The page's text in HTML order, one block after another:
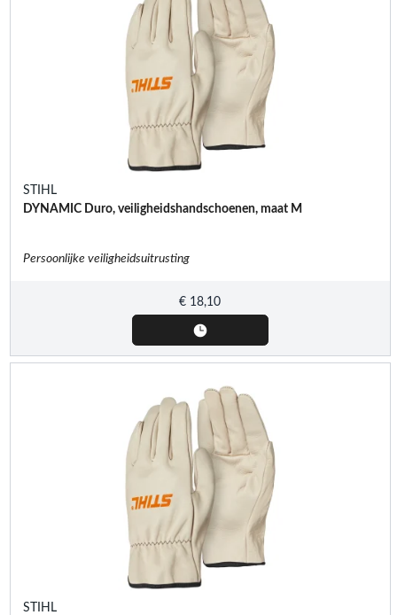
STIHL
DYNAMIC Duro, veiligheidshandschoenen, maat M
Persoonlijke veiligheidsuitrusting
€ 18,10
STIHL